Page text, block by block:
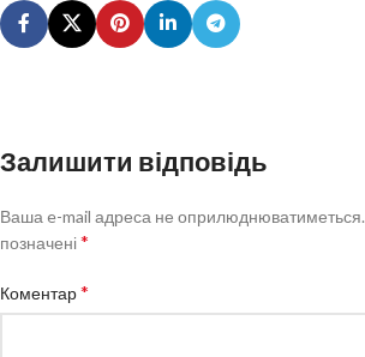
Залишити відповідь
Ваша e-mail адреса не оприлюднюватиметься.
позначені*
Коментар*